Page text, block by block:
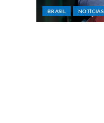
BRASIL NOTÍCIAS